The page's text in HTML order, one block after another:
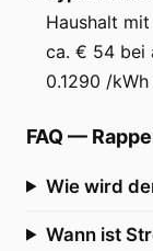
Haushalt
ca. € 54 bei
0.1290 /
FAQ —
Wie wird
Wann ist